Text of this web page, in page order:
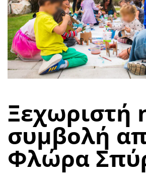
Ξεχωριστή
συμβολή
Φλώρα